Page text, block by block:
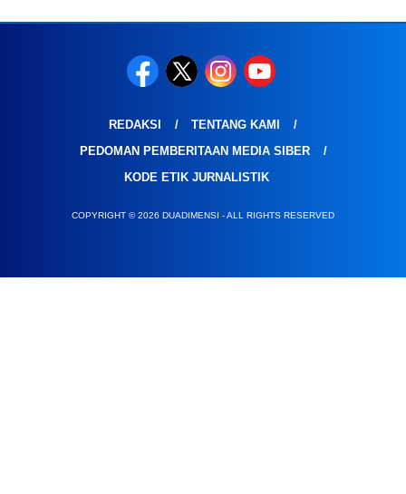
REDAKSI
TENTANG KAMI
PEDOMAN PEMBERITAAN MEDIA SIBER
KODE ETIK JURNALISTIK
COPYRIGHT © 2026 DUADIMENSI - ALL RIGHTS RESERVED